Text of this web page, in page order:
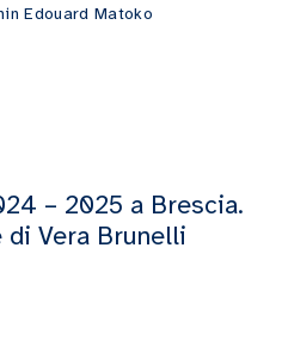
Edouard Matoko
– 2025 a Brescia.
Vera Brunelli